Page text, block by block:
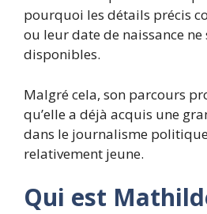
pourquoi les détails précis
ou leur date de naissance
disponibles.
Malgré cela, son parcours
qu’elle a déjà acquis une
dans le journalisme
relativement jeune.
Qui est